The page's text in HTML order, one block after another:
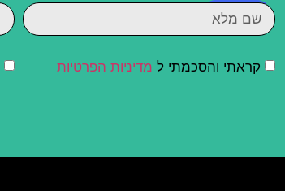
קראתי והסכמתי ל מדיניות הפרטיות